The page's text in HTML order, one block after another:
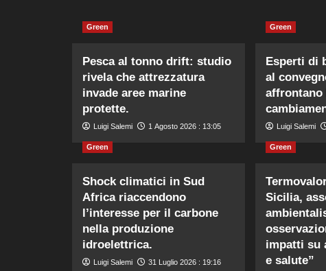
Green
Pesca al tonno drift: studio
rivela che attrezzatura
invade aree marine
protette.
Luigi Salemi 1 Agosto 2026 : 13:05
Green
Esperti di
al
affrontano
Luigi Salemi
Green
Shock climatici in Sud
Africa riaccendono
l’interesse per il carbone
nella produzione
idroelettrica.
Luigi Salemi 31 Luglio 2026 : 19:16
Green
Sicilia,
impatti su
e salute”